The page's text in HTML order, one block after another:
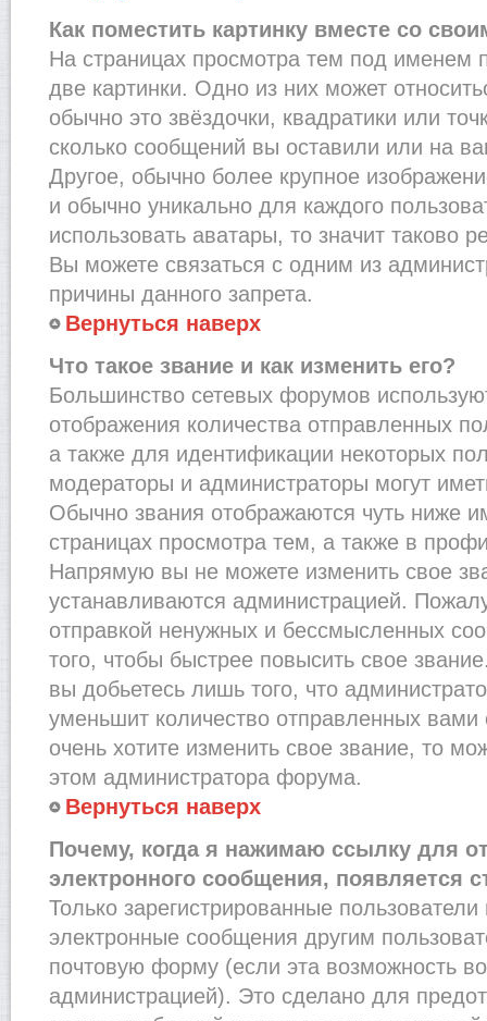
Как поместить картинку вместе со
На страницах просмотра тем под именем
две картинки. Одно из них может
обычно это звёздочки, квадратики или
сколько сообщений вы оставили или на
Другое, обычно более крупное
и обычно уникально для каждого
использовать аватары, то значит таково
Вы можете связаться с одним из
причины данного запрета.
Вернуться наверх
Что такое звание и как изменить его?
Большинство сетевых форумов
отображения количества отправленных
а также для идентификации некоторых
модераторы и администраторы могут
Обычно звания отображаются чуть ниже
страницах просмотра тем, а также в
Напрямую вы не можете изменить свое
устанавливаются администрацией.
отправкой ненужных и бессмысленных
того, чтобы быстрее повысить свое
вы добьетесь лишь того, что
уменьшит количество отправленных
очень хотите изменить свое звание, то
этом администратора форума.
Вернуться наверх
Почему, когда я нажимаю ссылку для
электронного сообщения, появляется
Только зарегистрированные пользователи
электронные сообщения другим
почтовую форму (если эта возможность
администрацией). Это сделано для